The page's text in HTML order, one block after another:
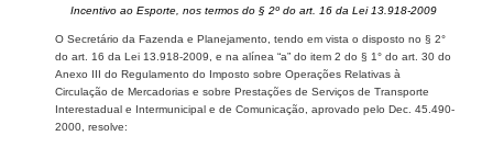
Incentivo ao Esporte, nos termos do § 2º do art. 16 da Lei 13.918-2009
O Secretário da Fazenda e Planejamento, tendo em vista o disposto no § 2°
do art. 16 da Lei 13.918-2009, e na alínea “a” do item 2 do § 1° do art. 30 do
Anexo III do Regulamento do Imposto sobre Operações Relativas à
Circulação de Mercadorias e sobre Prestações de Serviços de Transporte
Interestadual e Intermunicipal e de Comunicação, aprovado pelo Dec. 45.490-
2000, resolve: